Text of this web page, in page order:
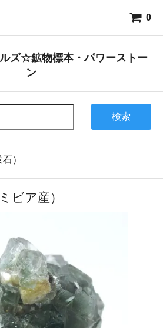
0
ズ☆鉱物標本・パワーストー
ン
検索
）
ビア産）